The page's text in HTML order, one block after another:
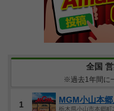
全国
※過去1年間に
1 MGM小山本
栃木県小山市本郷